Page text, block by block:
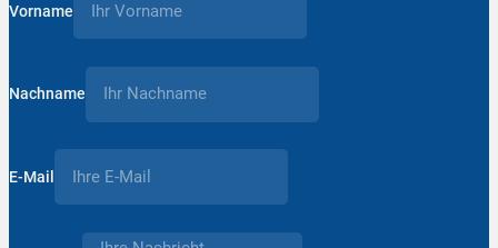
Vorname
Nachname
E-Mail